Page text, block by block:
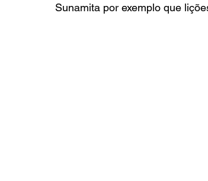
Sunamita por exemplo que